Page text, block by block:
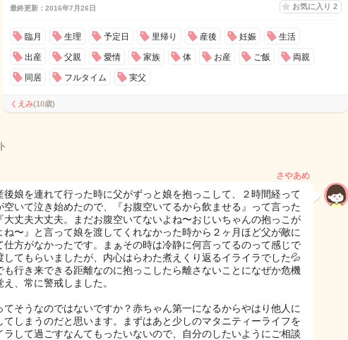
最終更新：2016年7月26日 お気に入り 2
臨月 生理 予定日 里帰り 産後 妊娠 生活
出産 父親 愛情 家族 体 お産 ご飯 両親
同居 フルタイム 実父
くえみ(10歳)
さやあめ
後娘を連れて行った時に父がずっと娘を抱っこして、２時間経って
空いて泣き始めたので、『お腹空いてるから飲ませる』って言った
大丈夫大丈夫。まだお腹空いてないよね〜おじいちゃんの抱っこが
ね〜』と言って娘を渡してくれなかった時から２ヶ月ほど父が敵に
仕方がなかったです。まぁその時は冷静に何言ってるのって感じで
してもらいましたが、内心はらわた煮えくり返るイライラでした💦
も行き来できる距離なのに抱っこしたら離さないことになぜか危機
え、常に警戒しました。
てそうなのではないですか？赤ちゃん第一になるからやはり他人に
てしまうのだと思います。まずはあと少しのマタニティーライフを
ラして過ごすなんてもったいないので、自分のしたいようにご相談